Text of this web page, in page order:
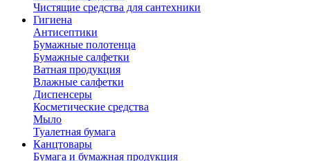
Чистящие средства для сантехники
Гигиена
Антисептики
Бумажные полотенца
Бумажные салфетки
Ватная продукция
Влажные салфетки
Диспенсеры
Косметические средства
Мыло
Туалетная бумага
Канцтовары
Бумага и бумажная продукция